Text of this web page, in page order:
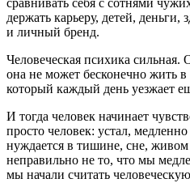
сравнивать себя с сотнями
держать карьеру, детей, деньги,
и личный бренд.
Человеческая психика сильная.
она не может бесконечно жить
который каждый день уезжает
И тогда человек начинает
просто человек: устал, медленно
нуждается в тишине, сне,
неправильно не то, что мы
мы начали считать